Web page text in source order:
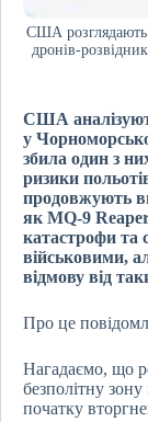
США розглядають
дронів-
США
у
збила один з
ризики
продовжують
як MQ-9
катастрофи та
військовими,
відмову від
Про це
Нагадаємо, що
безполітну
початку